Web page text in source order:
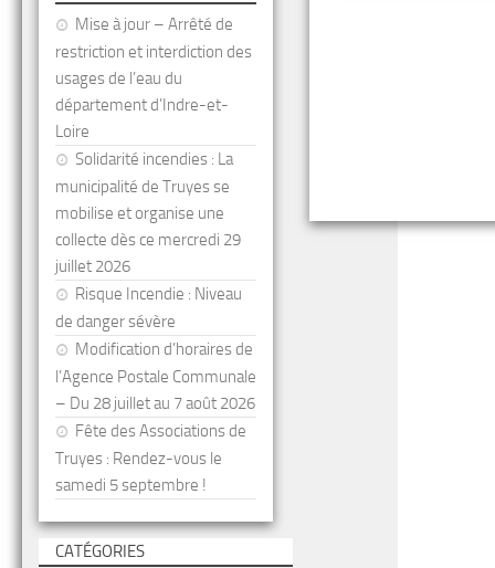
Mise à jour – Arrêté de
restriction et interdiction des
usages de l’eau du
département d’Indre-et-
Loire
Solidarité incendies : La
municipalité de Truyes se
mobilise et organise une
collecte dès ce mercredi 29
juillet 2026
Risque Incendie : Niveau
de danger sévère
Modification d’horaires de
l’Agence Postale Communale
– Du 28 juillet au 7 août 2026
Fête des Associations de
Truyes : Rendez-vous le
samedi 5 septembre !
CATÉGORIES